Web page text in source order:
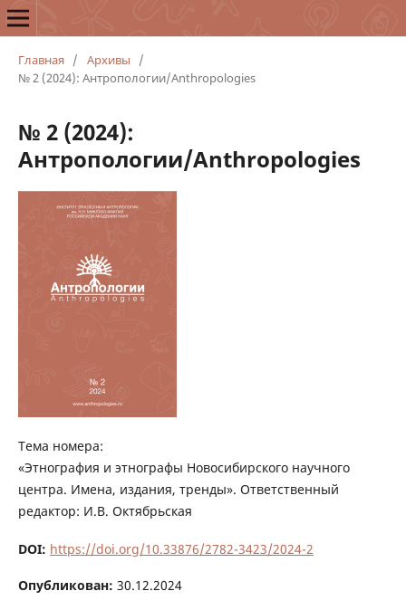
Главная / Архивы
/
№ 2 (2024): Антропологии/Anthropologies
№ 2 (2024):
Антропологии/Anthropologies
Тема номера:
«Этнография и этнографы Новосибирского научного
центра. Имена, издания, тренды». Ответственный
редактор: И.В. Октябрьская
DOI: https://doi.org/10.33876/2782-3423/2024-2
Опубликован: 30.12.2024